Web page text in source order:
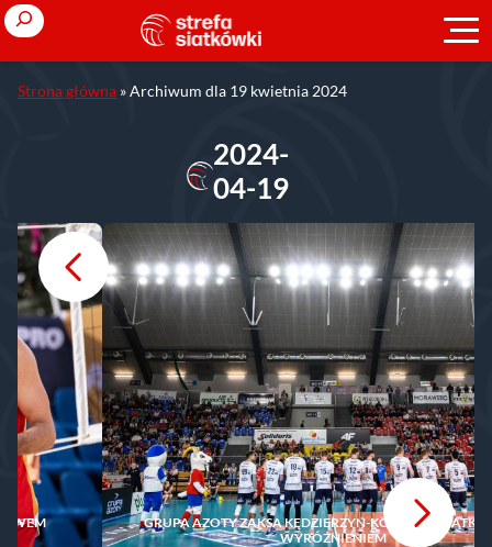
Przejdź
do
treści
Search
Strona główna »Archiwum dla 19 kwietnia 2024
2024-
04-19
GRUPA AZOTY ZAKSA KĘDZIERZYN-KOŹLE Z
WYRÓŻNIENIEM